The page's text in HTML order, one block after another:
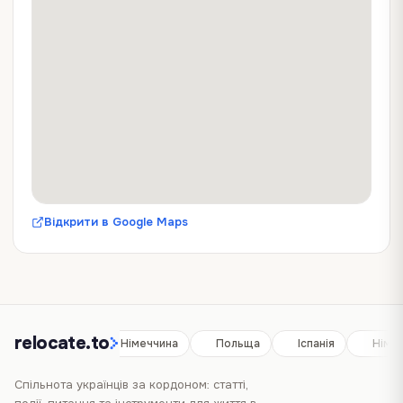
Відкрити в Google Maps
relocate.to
Іспанія Німеччина Польща Іспанія
Спільнота українців за кордоном: статті,